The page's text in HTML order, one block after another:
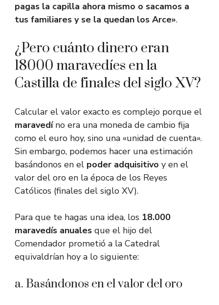
pagas la capilla ahora mismo o sacamos a
tus familiares y se la quedan los Arce».
¿Pero cuánto dinero eran
18000 maravedíes en la
Castilla de finales del siglo XV?
Calcular el valor exacto es complejo porque el
maravedíno era una moneda de cambio fija
como el euro hoy, sino una «unidad de cuenta».
Sin embargo, podemos hacer una estimación
basándonos en el poder adquisitivo y en el
valor del oro en la época de los Reyes
Católicos (finales del siglo XV).
Para que te hagas una idea, los 18.000
maravedís anuales que el hijo del
Comendador prometió a la Catedral
equivaldrían hoy a lo siguiente:
a. Basándonos en el valor del oro